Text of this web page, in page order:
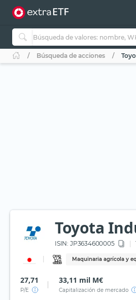
Búsqueda de acciones
Toyota
ISIN: JP3634600005
Maquinaria agrícola y
27,71
P/E
33,11 mil M€
Capitalización de mercado